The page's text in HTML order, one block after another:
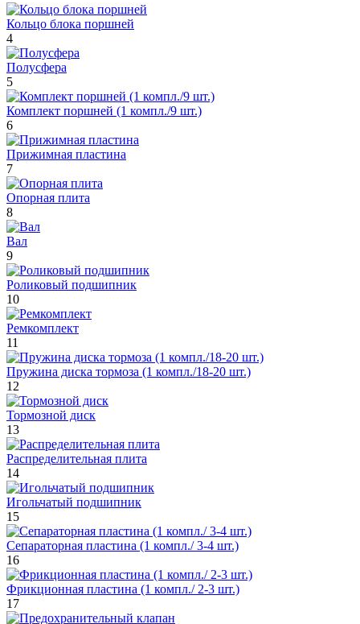
Кольцо блока поршней
4
Полусфера
5
Комплект поршней (1 компл./9 шт.)
6
Прижимная пластина
7
Опорная плита
8
Вал
9
Роликовый подшипник
10
Ремкомплект
11
Пружина диска тормоза (1 компл./18-20 шт.)
12
Тормозной диск
13
Распределительная плита
14
Игольчатый подшипник
15
Сепараторная пластина (1 компл./ 3-4 шт.)
16
Фрикционная пластина (1 компл./ 2-3 шт.)
17